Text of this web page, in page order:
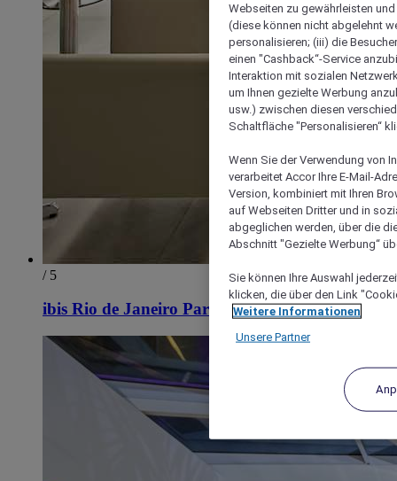
/ 5
ibis Rio de Janeiro Parque Olimpico
Webseiten zu gewährleisten
(diese können nicht abgelehnt
personalisieren; (iii) die
einen "Cashback“-Service
Interaktion mit sozialen
um Ihnen gezielte Werbung
usw.) zwischen diesen
Schaltfläche "Personalisieren“
Wenn Sie der Verwendung von
verarbeitet Accor Ihre E-Mail-
Version, kombiniert mit Ihren
auf Webseiten Dritter und in
abgeglichen werden, über die
Abschnitt "Gezielte Werbung“
Sie können Ihre Auswahl
klicken, die über den Link
Weitere Informationen
Unsere Partner